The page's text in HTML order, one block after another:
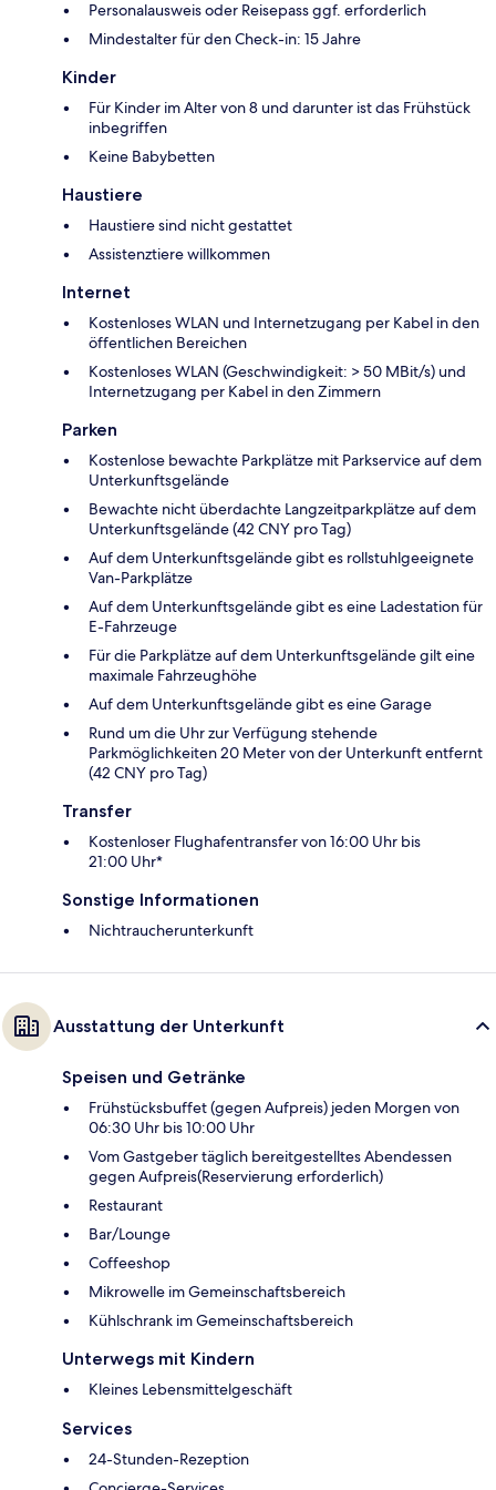
Personalausweis oder Reisepass ggf. erforderlich
Mindestalter für den Check-in: 15 Jahre
Kinder
Für Kinder im Alter von 8 und darunter ist das Frühstück
inbegriffen
Keine Babybetten
Haustiere
Haustiere sind nicht gestattet
Assistenztiere willkommen
Internet
Kostenloses WLAN und Internetzugang per Kabel in den
öffentlichen Bereichen
Kostenloses WLAN (Geschwindigkeit: > 50 MBit/s) und
Internetzugang per Kabel in den Zimmern
Parken
Kostenlose bewachte Parkplätze mit Parkservice auf dem
Unterkunftsgelände
Bewachte nicht überdachte Langzeitparkplätze auf dem
Unterkunftsgelände (42 CNY pro Tag)
Auf dem Unterkunftsgelände gibt es rollstuhlgeeignete
Van-Parkplätze
Auf dem Unterkunftsgelände gibt es eine Ladestation für
E-Fahrzeuge
Für die Parkplätze auf dem Unterkunftsgelände gilt eine
maximale Fahrzeughöhe
Auf dem Unterkunftsgelände gibt es eine Garage
Rund um die Uhr zur Verfügung stehende
Parkmöglichkeiten 20 Meter von der Unterkunft entfernt
(42 CNY pro Tag)
Transfer
Kostenloser Flughafentransfer von 16:00 Uhr bis
21:00 Uhr*
Sonstige Informationen
Nichtraucherunterkunft
Ausstattung der Unterkunft
Speisen und Getränke
Frühstücksbuffet (gegen Aufpreis) jeden Morgen von
06:30 Uhr bis 10:00 Uhr
Vom Gastgeber täglich bereitgestelltes Abendessen
gegen Aufpreis(Reservierung erforderlich)
Restaurant
Bar/Lounge
Coffeeshop
Mikrowelle im Gemeinschaftsbereich
Kühlschrank im Gemeinschaftsbereich
Unterwegs mit Kindern
Kleines Lebensmittelgeschäft
Services
24-Stunden-Rezeption